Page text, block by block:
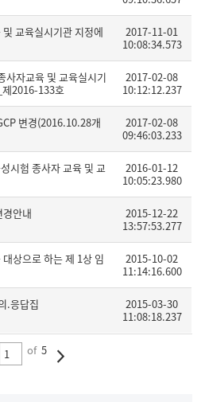
교육실시기관 지정에
2017-11-01
10:08:34.573
사자교육 및 교육실시기
제2016-133호
2017-02-08
10:12:12.237
변경(2016.10.28개
2017-02-08
09:46:03.233
시험 종사자 교육 및 교
2016-01-12
10:05:23.980
안내
2015-12-22
13:57:53.277
상으로 하는 제 1상 임
2015-10-02
11:14:16.600
.응답집
2015-03-30
11:08:18.237
of 5